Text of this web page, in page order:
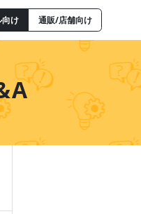
け 通販/店舗向け